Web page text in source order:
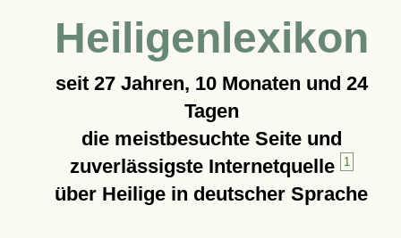
Heiligenlexikon
seit 27 Jahren, 10 Monaten und 24
Tagen
die meistbesuchte Seite und
zuverlässigste Internetquelle
1
über Heilige in deutscher Sprache